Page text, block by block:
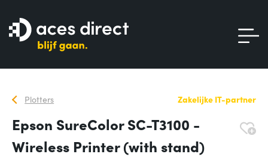
Plotters Zakelijke IT-partner
Epson SureColor SC-T3100 -
Wireless Printer (with stand)